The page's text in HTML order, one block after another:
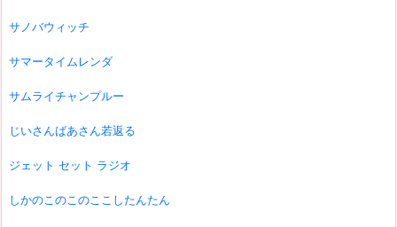
サノバウィッチ
サマータイムレンダ
サムライチャンプルー
じいさんばあさん若返る
ジェット セット ラジオ
しかのこのこのここしたんたん